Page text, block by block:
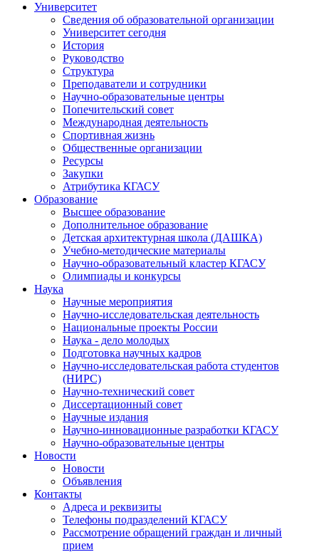
Университет
Сведения об образовательной организации
Университет сегодня
История
Руководство
Структура
Преподаватели и сотрудники
Научно-образовательные центры
Попечительский совет
Международная деятельность
Спортивная жизнь
Общественные организации
Ресурсы
Закупки
Атрибутика КГАСУ
Образование
Высшее образование
Дополнительное образование
Детская архитектурная школа (ДАШКА)
Учебно-методические материалы
Научно-образовательный кластер КГАСУ
Олимпиады и конкурсы
Наука
Научные мероприятия
Научно-исследовательская деятельность
Национальные проекты России
Наука - дело молодых
Подготовка научных кадров
Научно-исследовательская работа студентов
(НИРС)
Научно-технический совет
Диссертационный совет
Научные издания
Научно-инновационные разработки КГАСУ
Научно-образовательные центры
Новости
Новости
Объявления
Контакты
Адреса и реквизиты
Телефоны подразделений КГАСУ
Рассмотрение обращений граждан и личный
прием